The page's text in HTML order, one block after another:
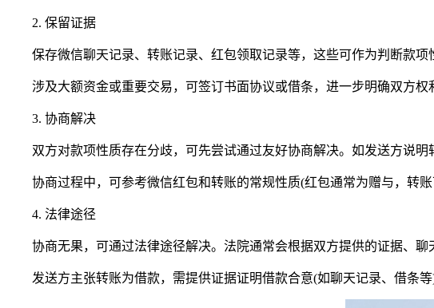
2. 保留证据
保存微信聊天记录、转账记录、红包领取记录等，这些可作为判断款项
涉及大额资金或重要交易，可签订书面协议或借条，进一步明确双方权
3. 协商解决
双方对款项性质存在分歧，可先尝试通过友好协商解决。如发送方说明
协商过程中，可参考微信红包和转账的常规性质(红包通常为赠与，转账
4. 法律途径
协商无果，可通过法律途径解决。法院通常会根据双方提供的证据、聊
发送方主张转账为借款，需提供证据证明借款合意(如聊天记录、借条等